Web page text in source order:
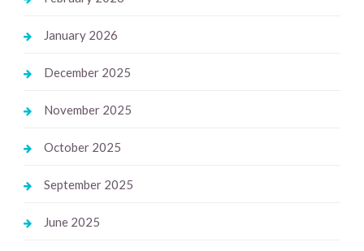
January 2026
December 2025
November 2025
October 2025
September 2025
June 2025